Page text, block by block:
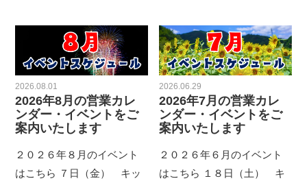
2026.08.01
2026年8月の営業カレ
ンダー・イベントをご
案内いたします
２０２６年８月のイベント
はこちら ７日（金） キッ
2026.06.29
2026年7月の営業カレ
ンダー・イベントをご
案内いたします
２０２６年６月のイベント
はこちら １８日（土） キ